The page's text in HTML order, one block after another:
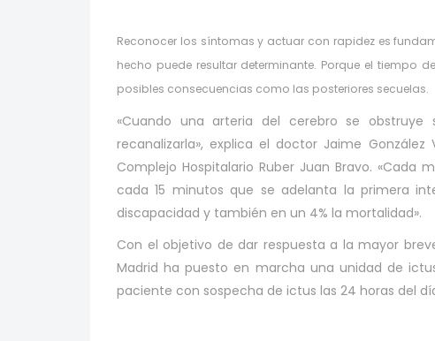
Reconocer los síntomas y actuar con rapidez es
hecho puede resultar determinante. Porque el tiempo
posibles consecuencias como las posteriores secuelas.
«Cuando una arteria del cerebro se
recanalizarla», explica el doctor Jaime
Complejo Hospitalario Ruber Juan Bravo.
cada 15 minutos que se adelanta la primera
discapacidad y también en un 4% la mortalidad».
Con el objetivo de dar respuesta a la mayor
Madrid ha puesto en marcha una unidad de
paciente con sospecha de ictus las 24 horas del